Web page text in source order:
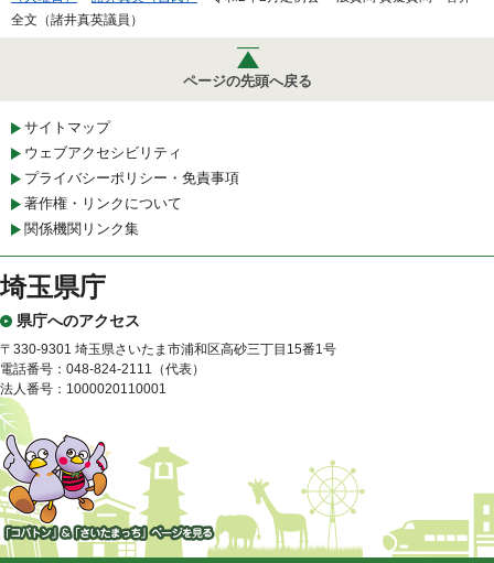
全文（諸井真英議員）
ページの先頭へ戻る
サイトマップ
ウェブアクセシビリティ
プライバシーポリシー・免責事項
著作権・リンクについて
関係機関リンク集
埼玉県庁
県庁へのアクセス
〒330-9301 埼玉県さいたま市浦和区高砂三丁目15番1号
電話番号：048-824-2111（代表）
法人番号：1000020110001
「コバトン」&「さいたまっ